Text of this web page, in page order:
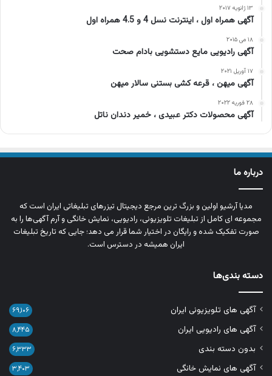
۱۳ ژانویه ۲۰۱۷
آگهی همراه اول ، اینترنت نسل 4 و 4.5 همراه اول
۱۸ می ۲۰۱۵
آگهی رادیویی مایع دستشویی بادام صحت
۱۷ آوریل ۲۰۲۱
آگهی میهن ، قرعه کشی بستنی سالار میهن
۲۸ فوریه ۲۰۲۲
آگهی محصولات دکتر عبیدی ، خمیر دندان ناتل
درباره ما
مدیا آرشیو اولین و بزرگ‌ ترین مرجع دیجیتال تیزرهای تبلیغاتی ایران است که
مجموعه‌ ای کامل از تبلیغات تلویزیونی، رادیویی، نمایش خانگی و آرم‌ آگهی‌ها را به‌
صورت تفکیک‌ شده و رایگان در اختیار شما قرار می‌ دهد؛ جایی که تاریخ تبلیغات
ایران همیشه در دسترس است.
دسته بندی‌ها
آگهی های تلویزیونی ایران ۶۹,۱۰۶
آگهی های رادیویی ایران ۸,۴۴۵
بدون دسته بندی ۶,۳۳۳
آگهی های نمایش خانگی ۳,۴۰۳